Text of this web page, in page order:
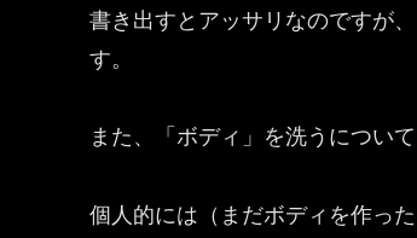
書き出すとアッサリなのですが
す。
また、「ボディ」を洗うについて
個人的には（まだボディを作っ